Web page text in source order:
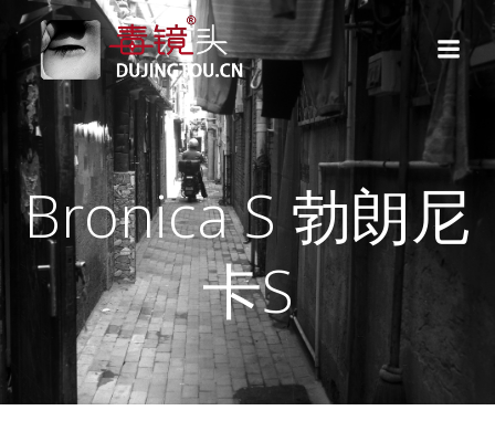
转
到
内
容
Bronica S 勃朗尼
卡S